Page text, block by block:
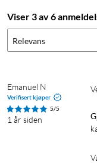
Viser 3 av 6
Relevans
Emanuel N
Verifisert kjøper
5/5
1 år siden